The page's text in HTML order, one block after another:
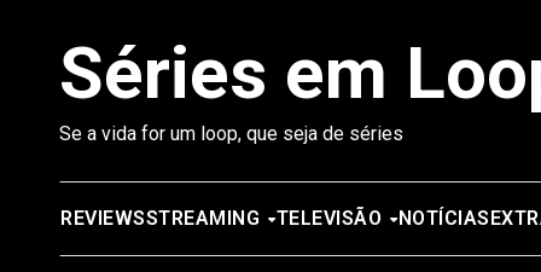
Séries em
Se a vida for um loop, que seja de séries
REVIEWSSTREAMING TELEVISÃO NOTÍCIAS